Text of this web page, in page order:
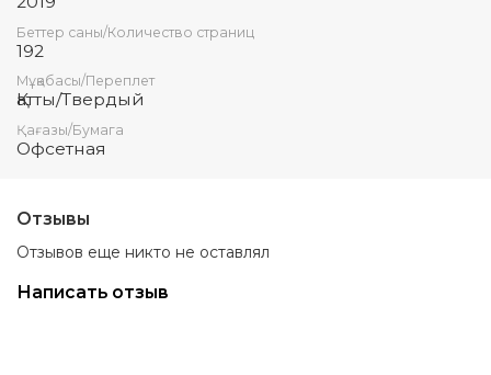
Беттер саны/Количество страниц
192
Мұқабасы/Переплет
Қатты/Твердый
Қағазы/Бумага
Офсетная
Отзывы
Отзывов еще никто не оставлял
Написать отзыв